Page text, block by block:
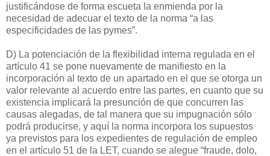
justificándose de forma escueta la enmienda por la
necesidad de adecuar el texto de la norma “a las
especificidades de las pymes”.
D) La potenciación de la flexibilidad interna regulada en el
artículo 41 se pone nuevamente de manifiesto en la
incorporación al texto de un apartado en el que se otorga un
valor relevante al acuerdo entre las partes, en cuanto que su
existencia implicará la presunción de que concurren las
causas alegadas, de tal manera que su impugnación sólo
podrá producirse, y aquí la norma incorpora los supuestos
ya previstos para los expedientes de regulación de empleo
en el artículo 51 de la LET, cuando se alegue “fraude, dolo,